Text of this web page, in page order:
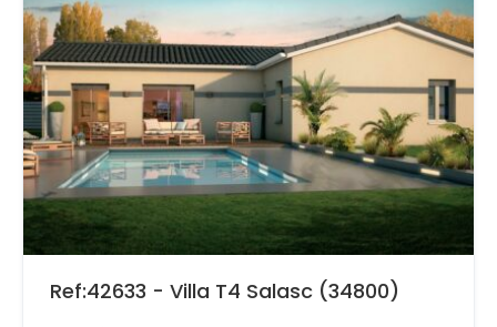
Ref:42633 - Villa T4 Salasc (34800)